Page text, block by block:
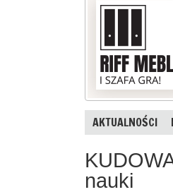
AKTUALNOŚCI
nauki